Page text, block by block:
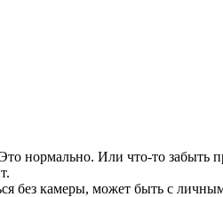
нормально. Или что-то забыть
без камеры, может быть с